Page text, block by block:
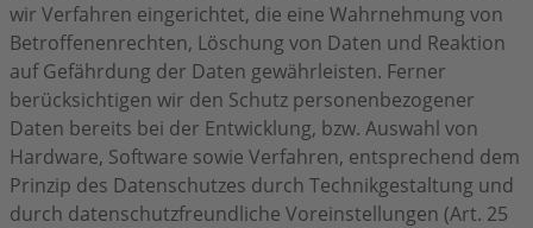
wir Verfahren eingerichtet, die eine Wahrnehmung von
Betroffenenrechten, Löschung von Daten und Reaktion
auf Gefährdung der Daten gewährleisten. Ferner
berücksichtigen wir den Schutz personenbezogener
Daten bereits bei der Entwicklung, bzw. Auswahl von
Hardware, Software sowie Verfahren, entsprechend dem
Prinzip des Datenschutzes durch Technikgestaltung und
durch datenschutzfreundliche Voreinstellungen (Art. 25